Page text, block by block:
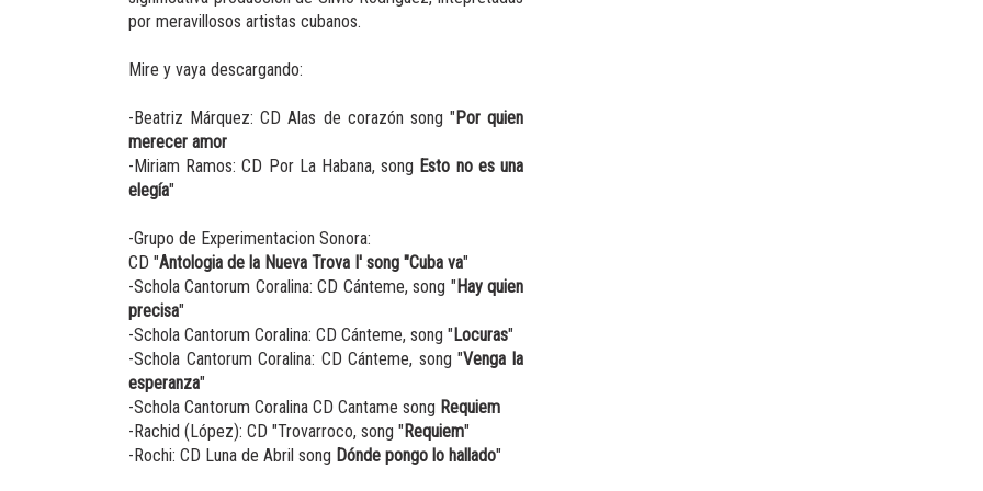
por meravillosos artistas cubanos.
Mire y vaya descargando:
-Beatriz Márquez: CD Alas de corazón song "Por quien
merecer amor
-Miriam Ramos: CD Por La Habana, song  Esto no es una
elegía"
-Grupo de Experimentacion Sonora:
CD "Antologia de la Nueva Trova I' song "Cuba va"
-Schola Cantorum Coralina: CD Cánteme, song "Hay quien
precisa"
-Schola Cantorum Coralina: CD Cánteme, song "Locuras"
-Schola Cantorum Coralina: CD Cánteme, song "Venga la
esperanza"
-Schola Cantorum Coralina CD Cantame song  Requiem
-Rachid (López): CD "Trovarroco, song "Requiem"
-Rochi: CD Luna de Abril song  Dónde pongo lo hallado"